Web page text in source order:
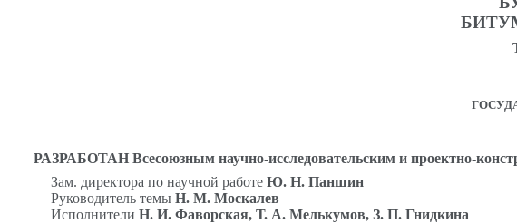
РАЗРАБОТАН Всесоюзным научно-исследовательским и проектно-
Зам. директора по научной работе Ю.Н. Паншин
Руководитель темы Н. М. Москалев
Исполнители Н. И. Фаворская, Т. А. Мелькумов, З. П. Гнидкина